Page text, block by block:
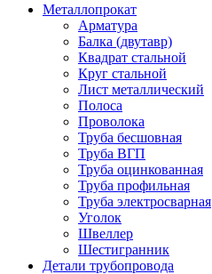
Металлопрокат
Арматура
Балка (двутавр)
Квадрат стальной
Круг стальной
Лист металлический
Полоса
Проволока
Труба бесшовная
Труба ВГП
Труба оцинкованная
Труба профильная
Труба электросварная
Уголок
Швеллер
Шестигранник
Детали трубопровода